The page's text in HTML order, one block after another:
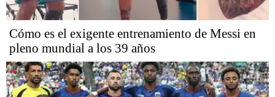
Cómo es el exigente entrenamiento de Messi en
pleno mundial a los 39 años